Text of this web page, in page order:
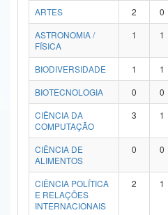
Secretaria de Governo
Advocacia-Geral da União
Banco Central do Brasil
ARTES 2 0
ASTRONOMIA /
FÍSICA
1 1
BIODIVERSIDADE 1 1
BIOTECNOLOGIA
0 0
CIÊNCIA DA
COMPUTAÇÃO
3 1
CIÊNCIA DE
ALIMENTOS
0 0
CIÊNCIA POLÍTICA
E RELAÇÕES
INTERNACIONAIS
2 1